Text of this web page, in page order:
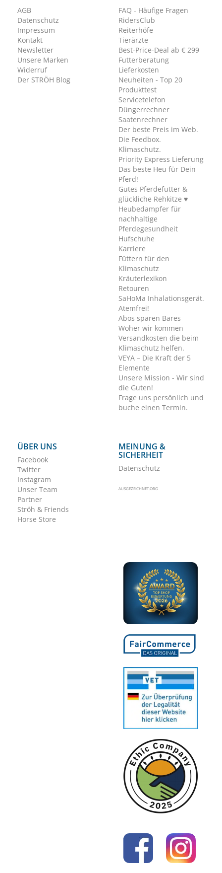
AGB
Datenschutz
Impressum
Kontakt
Newsletter
Unsere Marken
Widerruf
Der STRÖH Blog
FAQ - Häufige Fragen
RidersClub
Reiterhöfe
Tierärzte
Best-Price-Deal ab € 299
Futterberatung
Lieferkosten
Neuheiten - Top 20
Produkttest
Servicetelefon
Düngerrechner
Saatenrechner
Der beste Preis im Web.
Die Feedbox.
Klimaschutz.
Priority Express Lieferung
Das beste Heu für Dein
Pferd!
Gutes Pferdefutter &
glückliche Rehkitze ♥
Heubedampfer für
nachhaltige
Pferdegesundheit
Hufschuhe
Karriere
Füttern für den
Klimaschutz
Kräuterlexikon
Retouren
SaHoMa Inhalationsgerät.
Atemfrei!
Abos sparen Bares
Woher wir kommen
Versandkosten die beim
Klimaschutz helfen.
VEYA – Die Kraft der 5
Elemente
Unsere Mission - Wir sind
die Guten!
Frage uns persönlich und
buche einen Termin.
ÜBER UNS
Facebook
Twitter
Instagram
Unser Team
Partner
Ströh & Friends
Horse Store
MEINUNG &
SICHERHEIT
Datenschutz
AUSGEZEICHNET.ORG